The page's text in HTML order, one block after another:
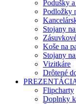
Podušky
Podložky
Stojany
Koše na
Stojany
Vizitkáre
Drôtené
Flipcharty
Doplnky